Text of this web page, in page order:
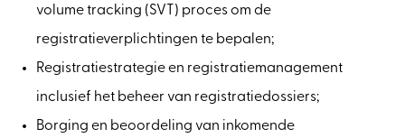
volume tracking (SVT) proces om de
registratieverplichtingen te bepalen;
Registratiestrategie en registratiemanagement
inclusief het beheer van registratiedossiers;
Borging en beoordeling van inkomende